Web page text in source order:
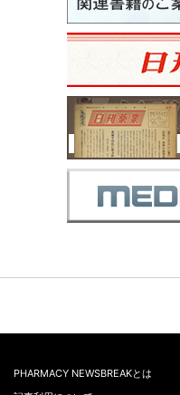
PHARMACY NEWSBREAKとは